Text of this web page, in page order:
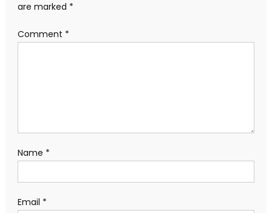
are marked *
Comment *
Name *
Email *